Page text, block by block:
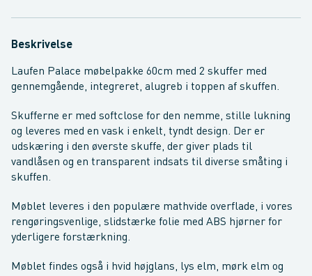
Beskrivelse
Laufen Palace møbelpakke 60cm med 2 skuffer med
gennemgående, integreret, alugreb i toppen af skuffen.
Skufferne er med softclose for den nemme, stille lukning
og leveres med en vask i enkelt, tyndt design. Der er
udskæring i den øverste skuffe, der giver plads til
vandlåsen og en transparent indsats til diverse småting i
skuffen.
Møblet leveres i den populære mathvide overflade, i vores
rengøringsvenlige, slidstærke folie med ABS hjørner for
yderligere forstærkning.
Møblet findes også i hvid højglans, lys elm, mørk elm og